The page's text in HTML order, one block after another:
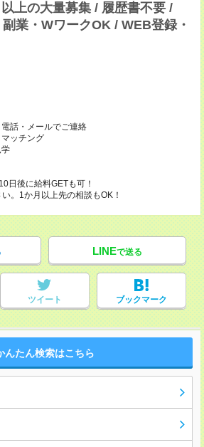
上の大量募集 / 履歴書不要 /
業・WワークOK / WEB登録・
話・メールでご連絡
ッチング
日後に給料GETも可！
。1か月以上先の相談もOK！
LINEで送る
ツイート ブックマーク
んたん検索はこちら